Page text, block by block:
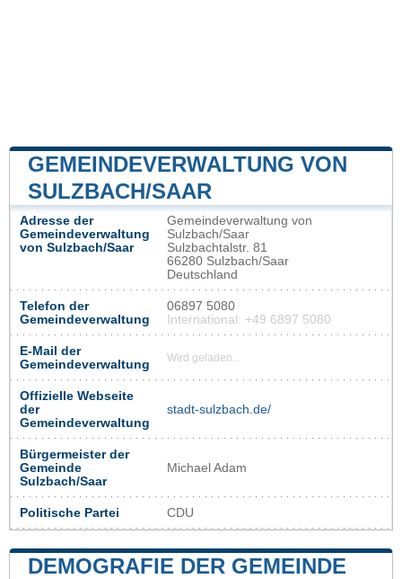
GEMEINDEVERWALTUNG VON
SULZBACH/SAAR
Adresse der
Gemeindeverwaltung
von Sulzbach/Saar
Gemeindeverwaltung von
Sulzbach/Saar
Sulzbachtalstr. 81
66280 Sulzbach/Saar
Deutschland
Telefon der
Gemeindeverwaltung
06897 5080
International: +49 6897 5080
E-Mail der
Gemeindeverwaltung
Wird geladen...
Offizielle Webseite
der
Gemeindeverwaltung
stadt-sulzbach.de/
Bürgermeister der
Gemeinde
Sulzbach/Saar
Michael Adam
Politische Partei CDU
DEMOGRAFIE DER GEMEINDE